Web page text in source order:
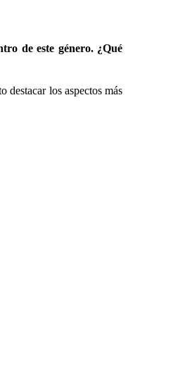
de este género. ¿Qué
destacar los aspectos más